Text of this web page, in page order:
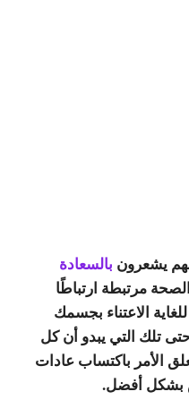
بالسعادة
مرتبطة ارتباطًا
الاعتناء بجسمك
تلك التي يبدو أن كل
الأمر باكتساب عادات
بشكل أفضل.